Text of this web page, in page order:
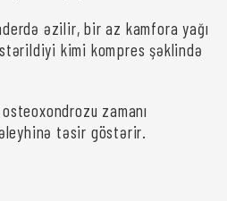
əzilir, bir az kamfora yağı
kimi kompres şəklində
zamanı
təsir göstərir.